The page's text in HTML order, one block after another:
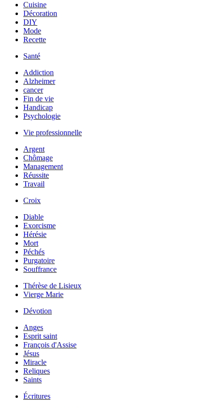
Cuisine
Décoration
DIY
Mode
Recette
Santé
Addiction
Alzheimer
cancer
Fin de vie
Handicap
Psychologie
Vie professionnelle
Argent
Chômage
Management
Réussite
Travail
Croix
Diable
Exorcisme
Hérésie
Mort
Péchés
Purgatoire
Souffrance
Thérèse de Lisieux
Vierge Marie
Dévotion
Anges
Esprit saint
François d'Assise
Jésus
Miracle
Reliques
Saints
Écritures